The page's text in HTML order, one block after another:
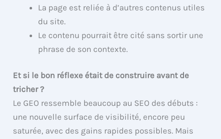
La page est reliée à d’autres contenus utiles
du site.
Le contenu pourrait être cité sans sortir une
phrase de son contexte.
Et si le bon réflexe était de construire avant de
tricher ?
Le GEO ressemble beaucoup au SEO des débuts :
une nouvelle surface de visibilité, encore peu
saturée, avec des gains rapides possibles. Mais